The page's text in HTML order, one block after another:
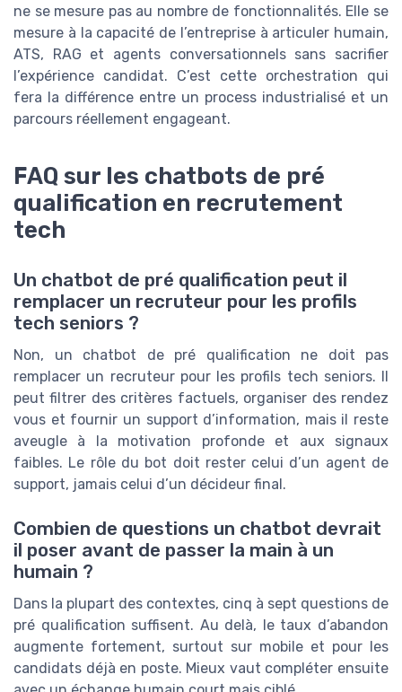
ne se mesure pas au nombre de fonctionnalités. Elle se
mesure à la capacité de l’entreprise à articuler humain,
ATS, RAG et agents conversationnels sans sacrifier
l’expérience candidat. C’est cette orchestration qui
fera la différence entre un process industrialisé et un
parcours réellement engageant.
FAQ sur les chatbots de pré
qualification en recrutement
tech
Un chatbot de pré qualification peut il
remplacer un recruteur pour les profils
tech seniors ?
Non, un chatbot de pré qualification ne doit pas
remplacer un recruteur pour les profils tech seniors. Il
peut filtrer des critères factuels, organiser des rendez
vous et fournir un support d’information, mais il reste
aveugle à la motivation profonde et aux signaux
faibles. Le rôle du bot doit rester celui d’un agent de
support, jamais celui d’un décideur final.
Combien de questions un chatbot devrait
il poser avant de passer la main à un
humain ?
Dans la plupart des contextes, cinq à sept questions de
pré qualification suffisent. Au delà, le taux d’abandon
augmente fortement, surtout sur mobile et pour les
candidats déjà en poste. Mieux vaut compléter ensuite